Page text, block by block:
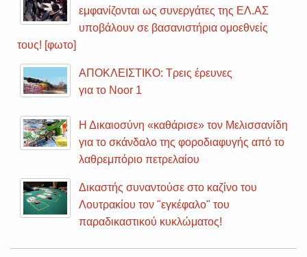
εμφανίζονται ως συνεργάτες της ΕΛ.ΑΣ
υποβάλουν σε βασανιστήρια ομοεθνείς
τους! [φωτο]
ΑΠΟΚΛΕΙΣΤΙΚΟ: Τρεις έρευνες
για το Noor 1
Η Δικαιοσύνη «καθάρισε» τον Μελισσανίδη
για το σκάνδαλο της φοροδιαφυγής από το
λαθρεμπόριο πετρελαίου
Δικαστής συναντούσε στο καζίνο του
Λουτρακίου τον "εγκέφαλο" του
παραδικαστικού κυκλώματος!